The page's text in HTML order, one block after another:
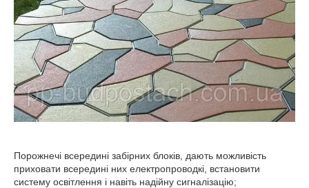
Порожнечі всередині забірних блоків, дають можливість
приховати всередині них електропроводкі, встановити
систему освітлення і навіть надійну сигналізацію;